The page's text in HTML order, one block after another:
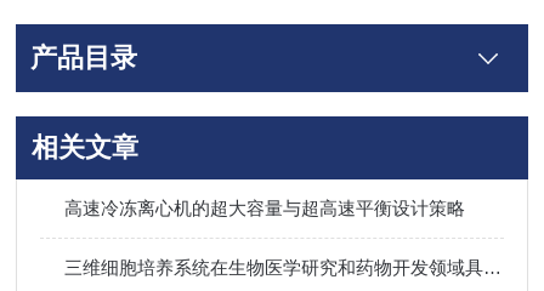
产品目录
相关文章
高速冷冻离心机的超大容量与超高速平衡设计策略
三维细胞培养系统在生物医学研究和药物开发领域具有巨大潜力